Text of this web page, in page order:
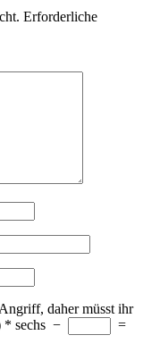
Erforderliche
daher müsst ihr
* sechs − =